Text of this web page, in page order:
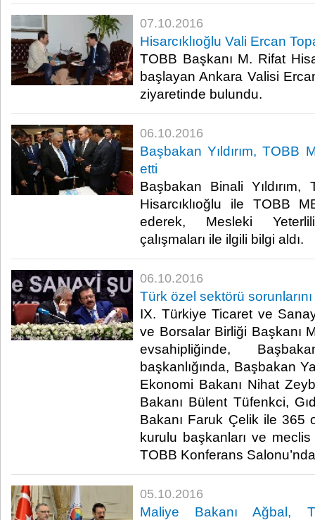
07.10.2016
Hisarcıklıoğlu Vali Ercan
TOBB Başkanı M. Rifat
başlayan Ankara Valisi
ziyaretinde bulundu.​
06.10.2016
Başbakan Yıldırım, TOBB
etti
Başbakan Binali
Hisarcıklıoğlu ile TOBB
ederek, Mesleki
çalışmaları ile ilgili bilgi aldı.​
06.10.2016
Türk özel sektörü
IX. Türkiye Ticaret ve
ve Borsalar Birliği Başkanı
evsahipliğinde,
başkanlığında, Başbakan
Ekonomi Bakanı Nihat
Bakanı Bülent Tüfenkci,
Bakanı Faruk Çelik ile 365
kurulu başkanları ve meclis
TOBB Konferans
05.10.2016
Maliye Bakanı Ağbal,